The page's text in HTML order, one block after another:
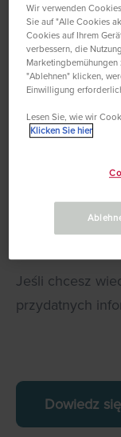
WZW B
Jeśli chcesz
przydatnych
Dowiedz
Wir verwenden
Sie auf "Alle Cookies
Cookies auf Ihrem
verbessern, die
Marketingbemühungen
"Ablehnen" klicken,
Einwilligung
Lesen Sie, wie wir
Klicken Sie hier